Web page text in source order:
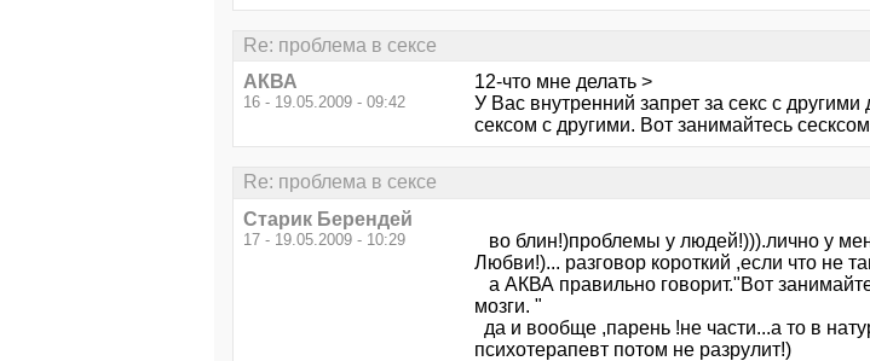
Re: проблема в сексе
АКВА
16 - 19.05.2009 - 09:42
12-что мне делать >
У Вас внутренний запрет за секс с
сексом с другими. Вот занимайтесь
Re: проблема в сексе
Старик Берендей
17 - 19.05.2009 - 10:29
во блин!)проблемы у людей!))).лично у
Любви!)... разговор короткий ,если что не
а АКВА правильно говорит."Вот
мозги. "
да и вообще ,парень !не части...а то в
психотерапевт потом не разрулит!)